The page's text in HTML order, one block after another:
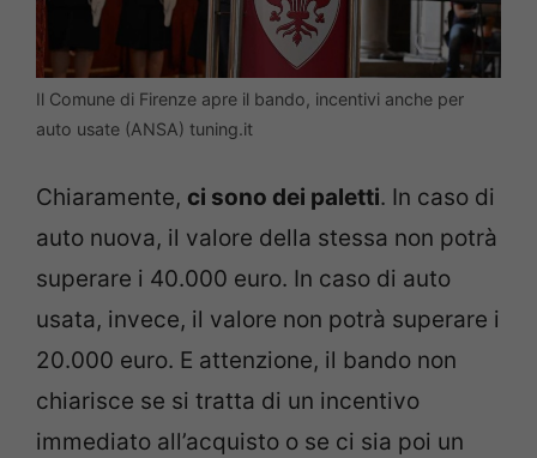
Il Comune di Firenze apre il bando, incentivi anche per
auto usate (ANSA) tuning.it
Chiaramente, ci sono dei paletti. In caso di
auto nuova, il valore della stessa non potrà
superare i 40.000 euro. In caso di auto
usata, invece, il valore non potrà superare i
20.000 euro. E attenzione, il bando non
chiarisce se si tratta di un incentivo
immediato all’acquisto o se ci sia poi un